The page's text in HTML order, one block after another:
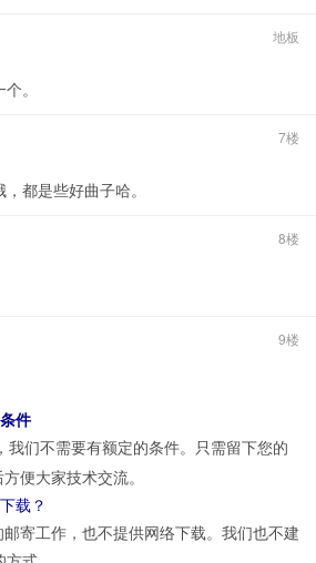
地板
。
7楼
都是些好曲子哈。
8楼
9楼
件
们不需要有额定的条件。只需留下您的
便大家技术交流。
载？
寄工作，也不提供网络下载。我们也不建